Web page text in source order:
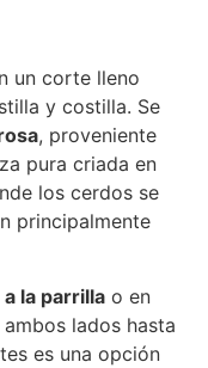
un corte lleno
y costilla. Se
, proveniente
pura criada en
los cerdos se
principalmente
a la parrilla o en
lados hasta
es una opción